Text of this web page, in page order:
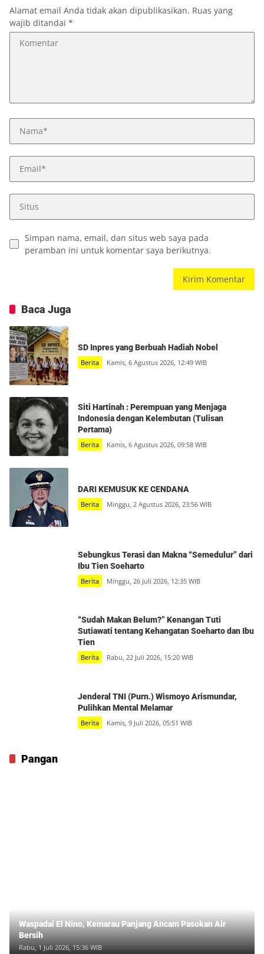
Alamat email Anda tidak akan dipublikasikan. Ruas yang
wajib ditandai *
Simpan nama, email, dan situs web saya pada
peramban ini untuk komentar saya berikutnya.
Baca Juga
SD Inpres yang Berbuah Hadiah Nobel
Berita Kamis, 6 Agustus 2026, 12:49 WIB
Siti Hartinah : Perempuan yang Menjaga
Indonesia dengan Kelembutan (Tulisan
Pertama)
Berita Kamis, 6 Agustus 2026, 09:58 WIB
DARI KEMUSUK KE CENDANA
Berita Minggu, 2 Agustus 2026, 23:56 WIB
Sebungkus Terasi dan Makna “Semedulur” dari
Ibu Tien Soeharto
Berita Minggu, 26 Juli 2026, 12:35 WIB
“Sudah Makan Belum?” Kenangan Tuti
Sutiawati tentang Kehangatan Soeharto dan Ibu
Tien
Berita Rabu, 22 Juli 2026, 15:20 WIB
Jenderal TNI (Purn.) Wismoyo Arismundar,
Pulihkan Mental Melamar
Berita Kamis, 9 Juli 2026, 05:51 WIB
Pangan
Waspadai El Nino, Kemarau Panjang Ancam Pasokan Air
Bersih
Rabu, 1 Juli 2026, 15:36 WIB